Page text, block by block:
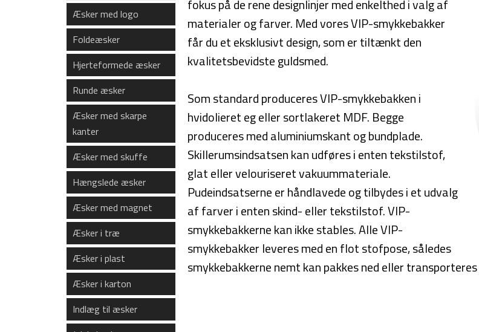
Æsker med logo
Foldeæsker
Hjerteformede æsker
Runde æsker
Æsker med skarpe
kanter
Æsker med skuffe
Hængslede æsker
Æsker med magnet
Æsker i træ
Æsker i plast
Æsker i karton
Indlæg til æsker
fokus på de rene designlinjer med enkelthed i valg af
materialer og farver. Med vores VIP-smykkebakker
får du et eksklusivt design, som er tiltænkt den
kvalitetsbevidste guldsmed.
Som standard produceres VIP-smykkebakken i
hvidolieret eg eller sortlakeret MDF. Begge
produceres med aluminiumskant og bundplade.
Skillerumsindsatsen kan udføres i enten tekstilstof,
glat eller velouriseret vakuummateriale.
Pudeindsatserne er håndlavede og tilbydes i et udvalg
af farver i enten skind- eller tekstilstof. VIP-
smykkebakkerne kan ikke stables. Alle VIP-
smykkebakker leveres med en flot stofpose, således
smykkebakkerne nemt kan pakkes ned eller